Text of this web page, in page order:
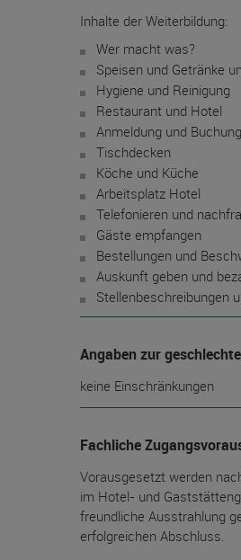
Inhalte der Weiterbildung:
Wer macht was?
Speisen und Getränke
Hygiene und Reinigung
Restaurant und Hotel
Anmeldung und Buchung
Tischdecken
Köche und Küche
Arbeitsplatz Hotel
Telefonieren und
Gäste empfangen
Bestellungen und
Auskunft geben und
Stellenbeschreibungen
Angaben zur
keine Einschränkungen
Fachliche
Vorausgesetzt werden
im Hotel- und
freundliche Ausstrahlung
erfolgreichen Abschluss.